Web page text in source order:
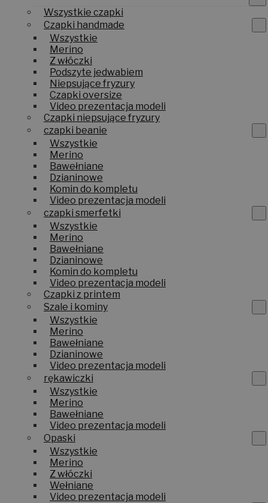
Wszystkie czapki
Czapki handmade
Wszystkie
Merino
Z włóczki
Podszyte jedwabiem
Niepsujące fryzury
Czapki oversize
Video prezentacja modeli
Czapki niepsujące fryzury
czapki beanie
Wszystkie
Merino
Bawełniane
Dzianinowe
Komin do kompletu
Video prezentacja modeli
czapki smerfetki
Wszystkie
Merino
Bawełniane
Dzianinowe
Komin do kompletu
Video prezentacja modeli
Czapki z printem
Szale i kominy
Wszystkie
Merino
Bawełniane
Dzianinowe
Video prezentacja modeli
rękawiczki
Wszystkie
Merino
Bawełniane
Video prezentacja modeli
Opaski
Wszystkie
Merino
Z włóczki
Wełniane
Video prezentacja modeli